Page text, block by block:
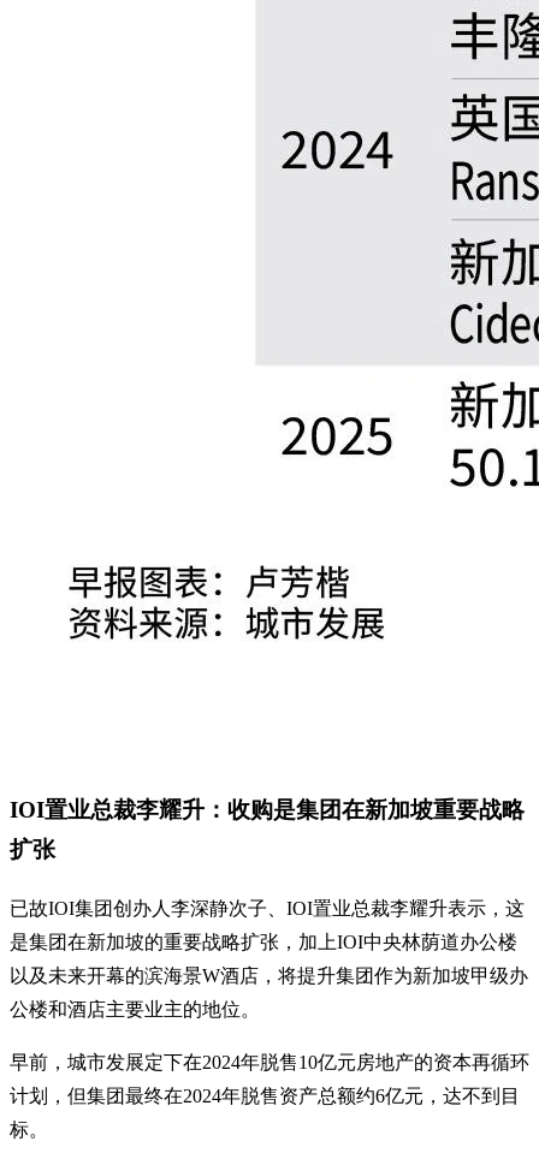
IOI置业总裁李耀升：收购是集团在新加坡重要战略
扩张
已故IOI集团创办人李深静次子、IOI置业总裁李耀升表示，这
是集团在新加坡的重要战略扩张，加上IOI中央林荫道办公楼
以及未来开幕的滨海景W酒店，将提升集团作为新加坡甲级办
公楼和酒店主要业主的地位。
早前，城市发展定下在2024年脱售10亿元房地产的资本再循环
计划，但集团最终在2024年脱售资产总额约6亿元，达不到目
标。